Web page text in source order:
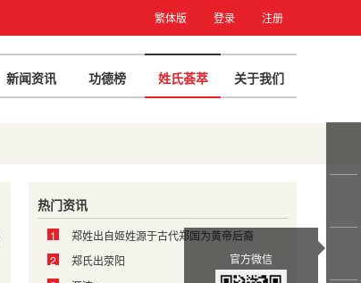
繁体版 登录 注册
新闻资讯 功德榜 姓氏荟萃 关于我们
热门资讯
1
郑姓出自姬姓源于古代郑国为黄帝后裔
2
郑氏出荥阳
官方微信